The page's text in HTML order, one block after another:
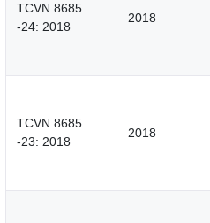
TCVN 8685
-24: 2018
2018
TCVN 8685
-23: 2018
2018